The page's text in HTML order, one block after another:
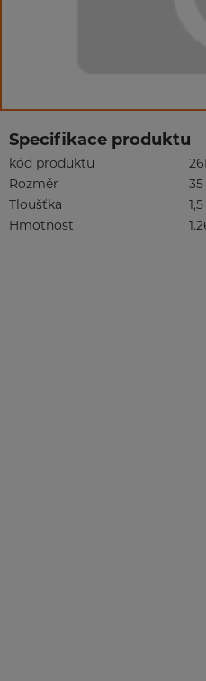
Specifikace produktu
kód produktu
Rozměr
Tloušťka
Hmotnost